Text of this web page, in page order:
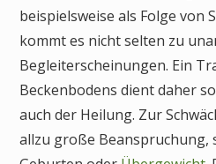
beispielsweise als Folge von
kommt es nicht selten zu
Begleiterscheinungen. Ein
Beckenbodens dient daher
auch der Heilung. Zur
allzu große Beanspruchung,